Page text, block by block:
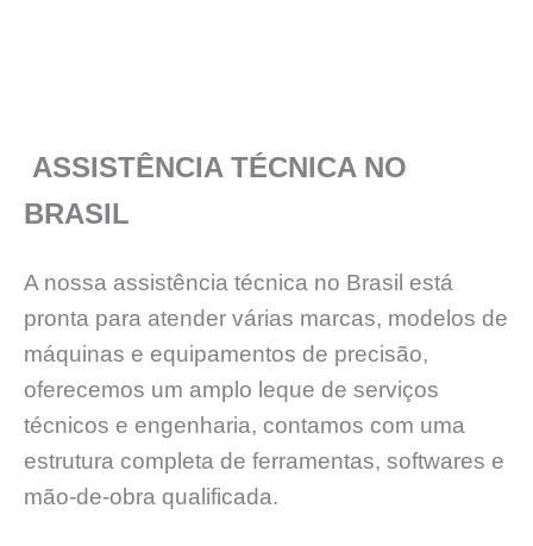
ASSISTÊNCIA TÉCNICA NO
BRASIL
A nossa assistência técnica no Brasil está
pronta para atender várias marcas, modelos de
máquinas e equipamentos de precisão,
oferecemos um amplo leque de serviços
técnicos e engenharia, contamos com uma
estrutura completa de ferramentas, softwares e
mão-de-obra qualificada.